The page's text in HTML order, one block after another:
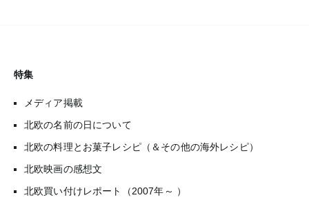
特集
メディア掲載
北欧の名前の日について
北欧の料理とお菓子レシピ（＆その他の海外レシピ）
北欧映画の感想文
北欧買い付けレポート（2007年～ ）